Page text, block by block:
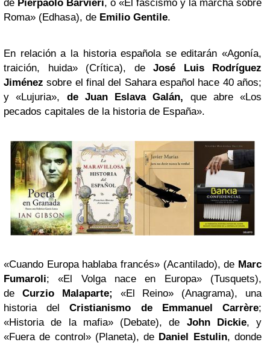
de Pierpaolo Barvieri, o «El fascismo y la marcha sobre
Roma» (Edhasa), de Emilio Gentile.
En relación a la historia española se editarán «Agonía,
traición, huida» (Crítica), de José Luis Rodríguez
Jiménez sobre el final del Sahara español hace 40 años;
y «Lujuria», de Juan Eslava Galán, que abre «Los
pecados capitales de la historia de España».
«Cuando Europa hablaba francés» (Acantilado), de Marc
Fumaroli; «El Volga nace en Europa» (Tusquets),
de Curzio Malaparte; «El Reino» (Anagrama), una
historia delCristianismo de Emmanuel Carrère;
«Historia de la mafia» (Debate), de John Dickie, y
«Fuera de control» (Planeta), de Daniel Estulin, donde